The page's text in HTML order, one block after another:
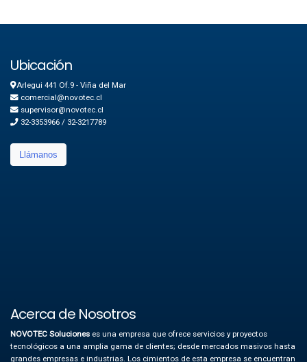
Ubicación
Arlegui 441 Of.9 - Viña del Mar
comercial@novotec.cl
supervisor@novotec.cl
32-3353966 / 32-3217789
Llámanos
Acerca de Nosotros
NOVOTEC Soluciones es una empresa que ofrece servicios y proyectos
tecnológicos a una amplia gama de clientes; desde mercados masivos hasta
grandes empresas e industrias. Los cimientos de esta empresa se encuentran